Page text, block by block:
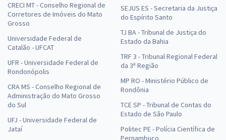
CRECI MT - Conselho Regional de
Corretores de Imóveis do Mato
Grosso
Universidade Federal de
Catalão - UFCAT
UFR - Universidade Federal de
Rondonópolis
CRA MS - Conselho Regional de
Administração do Mato Grosso
do Sul
UFJ - Universidade Federal de
Jataí
SEJUS ES - Secretaria da Justiça
do Espírito Santo
TJ BA - Tribunal de Justiça do
Estado da Bahia
TRF 3 - Tribunal Regional Federal
da 3ª Região
MP RO - Ministério Público de
Rondônia
TCE SP - Tribunal de Contas do
Estado de São Paulo
Politec PE - Polícia Científica de
Pernambuco